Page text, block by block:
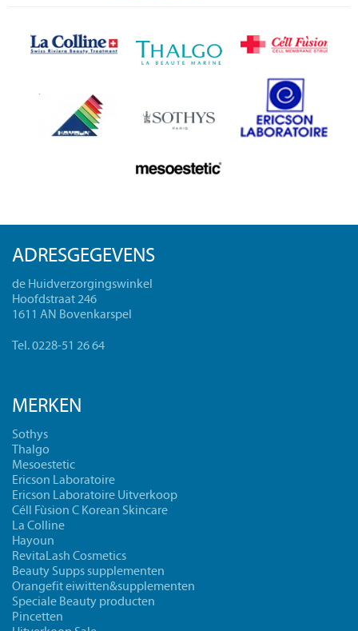
ADRESGEGEVENS
de Huidverzorgingswinkel
Hoofdstraat 246
1611 AN Bovenkarspel
Tel. 0228-51 26 64
MERKEN
Sothys
Thalgo
Mesoestetic
Ericson Laboratoire
Ericson Laboratoire Uitverkoop
Céll Fùsion C Korean Skincare
La Colline
Hayoun
RevitaLash Cosmetics
Beauty Supps supplementen
Orangefit eiwitten&supplementen
Speciale Beauty producten
Pincetten